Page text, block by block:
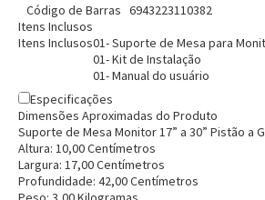
Cartão de crédito
Código de Barras 6943223110382
Itens Inclusos
Itens Inclusos01- Suporte de Mesa para
01- Kit de Instalação
01- Manual do usuário
Especificações
Dimensões Aproximadas do Produto
Suporte de Mesa Monitor 17” a 30” Pistão a
Altura: 10,00Centímetros
Largura: 17,00Centímetros
Profundidade: 42,00Centímetros